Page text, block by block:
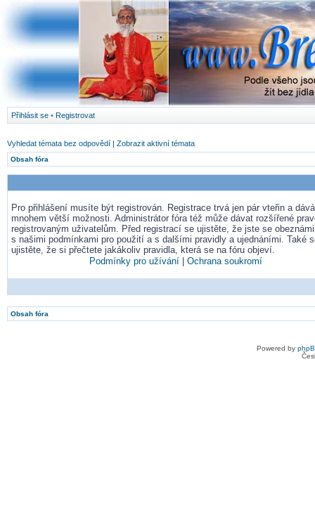
Přihlásit se • Registrovat
Vyhledat témata bez odpovědí | Zobrazit aktivní témata
Obsah fóra
Pro přihlášení musíte být registrován. Registrace trvá jen pár vteřin a
mnohem větší možnosti. Administrátor fóra též může dávat rozšířené
registrovaným uživatelům. Před registrací se ujistěte, že jste se
s našimi podmínkami pro použití a s dalšími pravidly a ujednáními. Také
ujistěte, že si přečtete jakákoliv pravidla, která se na fóru objeví.
Podmínky pro užívání
Ochrana soukromí
Obsah fóra
Powered by